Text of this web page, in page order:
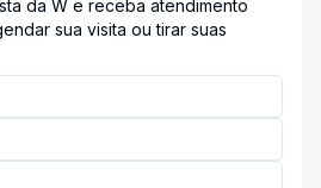
da W e receba atendimento
sua visita ou tirar suas